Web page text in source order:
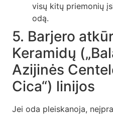
visų kitų priemonių
odą.
5. Barjero
Keramidų
Azijinės
Cica“) linijos
Jei oda pleiskanoja,